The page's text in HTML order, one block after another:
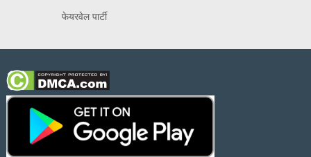
फेयरवेल पार्टी